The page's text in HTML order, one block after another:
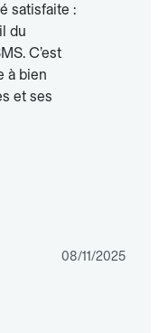
satisfaite :
du
C’est
à bien
et ses
08/11/2025